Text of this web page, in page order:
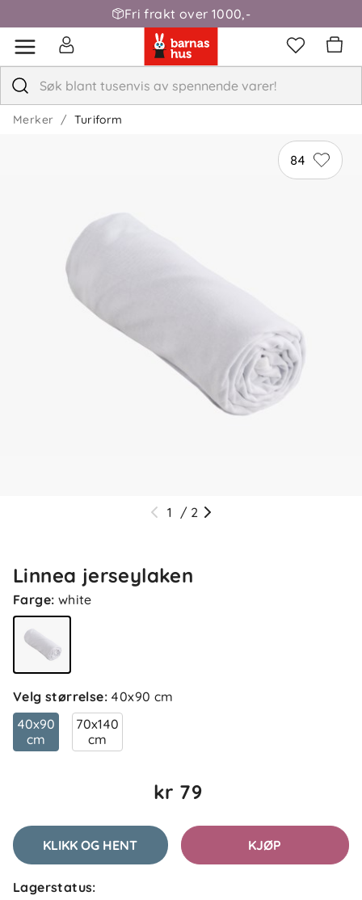
Fri frakt over 1000,-
Merker Turiform
84
1 / 2
Linnea jerseylaken
Farge: white
Velg størrelse: 40x90 cm
40x90
cm
70x140
cm
kr 79
KLIKK OG HENT KJØP
Lagerstatus: